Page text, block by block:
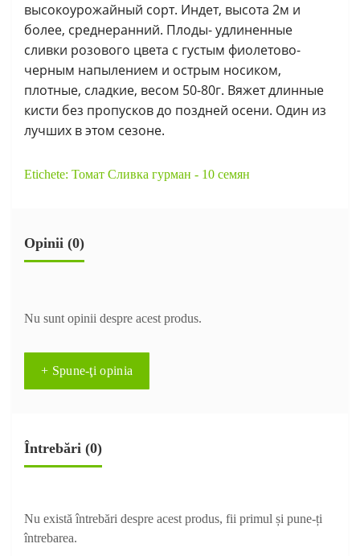
высокоурожайный сорт. Индет, высота 2м и
более, среднеранний. Плоды- удлиненные
сливки розового цвета с густым фиолетово-
черным напылением и острым носиком,
плотные, сладкие, весом 50-80г. Вяжет длинные
кисти без пропусков до поздней осени. Один из
лучших в этом сезоне.
Etichete: Томат Сливка гурман - 10 семян
Opinii (0)
Nu sunt opinii despre acest produs.
+ Spune-ţi opinia
Întrebări (0)
Nu există întrebări despre acest produs, fii primul și pune-ți
întrebarea.